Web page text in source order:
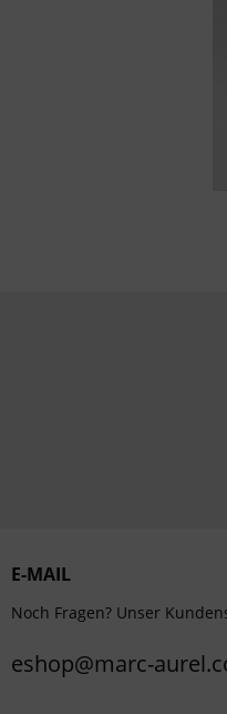
E-MAIL
Noch Fragen? Unser
eshop@marc-